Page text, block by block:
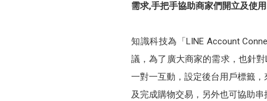
需求,手把手協助商家們開立及使
知識科技為「LINE Account
議，為了廣大商家的需求，也針
一對一互動，設定後台用戶標籤
及完成購物交易，另外也可協助串